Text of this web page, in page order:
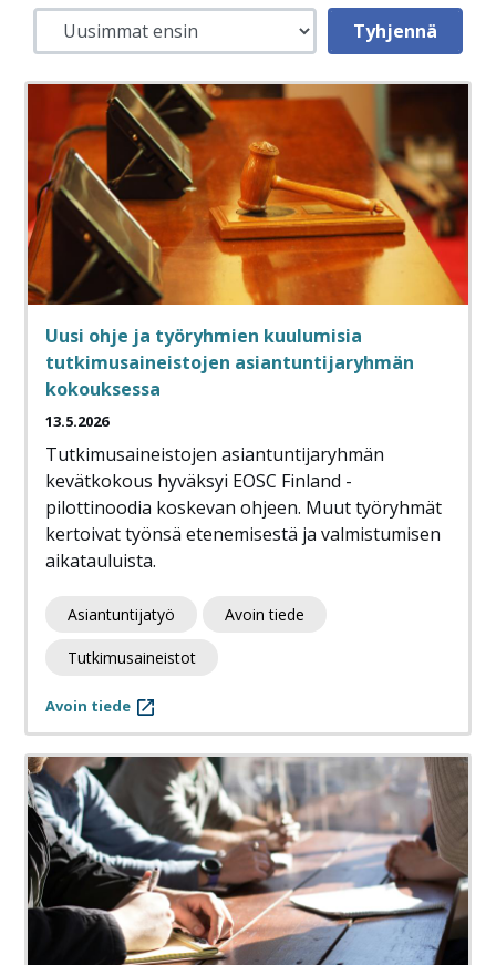
Uusi ohje ja työryhmien kuulumisia
tutkimusaineistojen asiantuntijaryhmän
kokouksessa
13.5.2026
Tutkimusaineistojen asiantuntijaryhmän
kevätkokous hyväksyi EOSC Finland -
pilottinoodia koskevan ohjeen. Muut työryhmät
kertoivat työnsä etenemisestä ja valmistumisen
aikatauluista.
Asiantuntijatyö Avoin tiede
Tutkimusaineistot
Avoin tiede